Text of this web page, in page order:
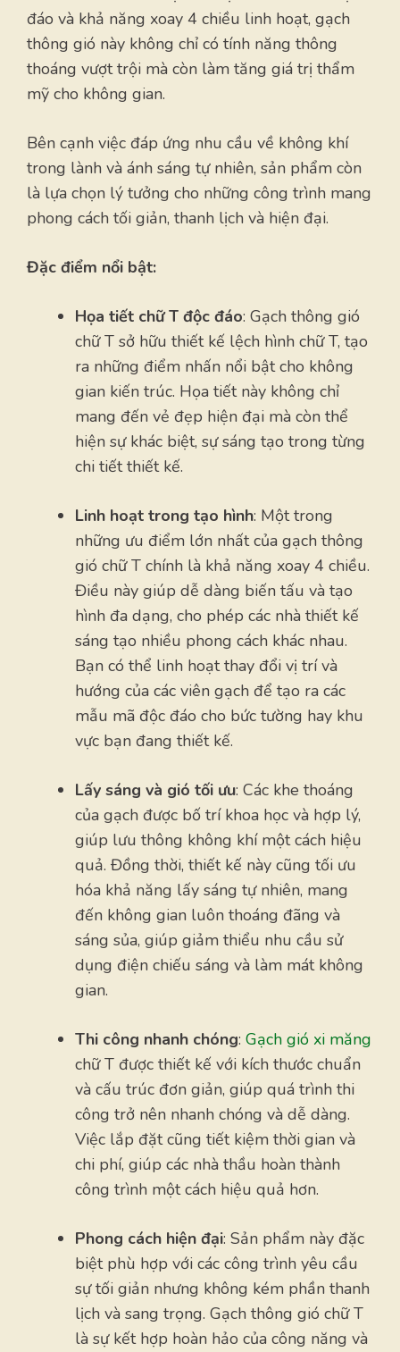
đáo và khả năng xoay 4 chiều linh hoạt, gạch
thông gió này không chỉ có tính năng thông
thoáng vượt trội mà còn làm tăng giá trị thẩm
mỹ cho không gian.
Bên cạnh việc đáp ứng nhu cầu về không khí
trong lành và ánh sáng tự nhiên, sản phẩm còn
là lựa chọn lý tưởng cho những công trình mang
phong cách tối giản, thanh lịch và hiện đại.
Đặc điểm nổi bật:
Họa tiết chữ T độc đáo: Gạch thông gió
chữ T sở hữu thiết kế lệch hình chữ T, tạo
ra những điểm nhấn nổi bật cho không
gian kiến trúc. Họa tiết này không chỉ
mang đến vẻ đẹp hiện đại mà còn thể
hiện sự khác biệt, sự sáng tạo trong từng
chi tiết thiết kế.
Linh hoạt trong tạo hình: Một trong
những ưu điểm lớn nhất của gạch thông
gió chữ T chính là khả năng xoay 4 chiều.
Điều này giúp dễ dàng biến tấu và tạo
hình đa dạng, cho phép các nhà thiết kế
sáng tạo nhiều phong cách khác nhau.
Bạn có thể linh hoạt thay đổi vị trí và
hướng của các viên gạch để tạo ra các
mẫu mã độc đáo cho bức tường hay khu
vực bạn đang thiết kế.
Lấy sáng và gió tối ưu: Các khe thoáng
của gạch được bố trí khoa học và hợp lý,
giúp lưu thông không khí một cách hiệu
quả. Đồng thời, thiết kế này cũng tối ưu
hóa khả năng lấy sáng tự nhiên, mang
đến không gian luôn thoáng đãng và
sáng sủa, giúp giảm thiểu nhu cầu sử
dụng điện chiếu sáng và làm mát không
gian.
Thi công nhanh chóng: Gạch gió xi măng
chữ T được thiết kế với kích thước chuẩn
và cấu trúc đơn giản, giúp quá trình thi
công trở nên nhanh chóng và dễ dàng.
Việc lắp đặt cũng tiết kiệm thời gian và
chi phí, giúp các nhà thầu hoàn thành
công trình một cách hiệu quả hơn.
Phong cách hiện đại: Sản phẩm này đặc
biệt phù hợp với các công trình yêu cầu
sự tối giản nhưng không kém phần thanh
lịch và sang trọng. Gạch thông gió chữ T
là sự kết hợp hoàn hảo của công năng và